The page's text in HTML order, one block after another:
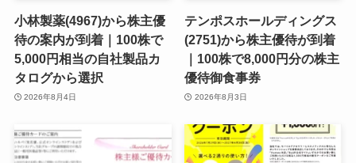
小林製薬(4967)から株主優
待の案内が到着｜100株で
5,000円相当の自社製品カ
タログから選択
2026年8月4日
テンポスホールディングス
(2751)から株主優待が到着
｜100株で8,000円分の株主
優待御食事券
2026年8月3日